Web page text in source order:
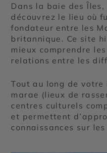
Dans la baie des
découvrez le lieu où
fondateur entre les
britannique. Ce site
mieux comprendre
relations entre les
Tout au long de
marae (lieux de
centres culturels
et permettent
connaissances sur